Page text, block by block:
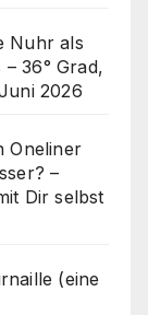
Nuhr als
36° Grad,
2026
Oneliner
–
Dir selbst
(eine